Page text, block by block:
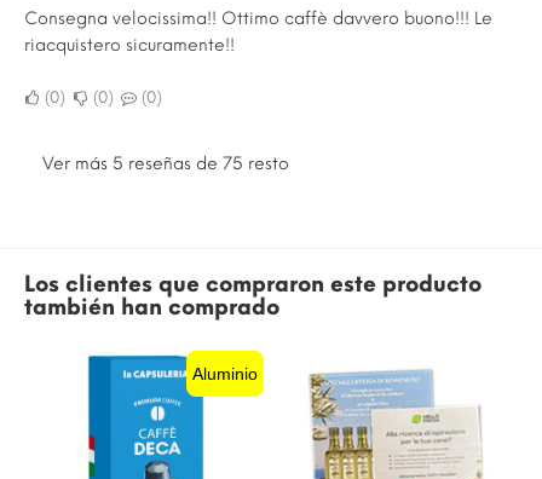
Consegna velocissima!! Ottimo caffè davvero buono!!! Le
riacquistero sicuramente!!
0 0 0
Ver más 5 reseñas de 75 resto
Los clientes que compraron este producto
también han comprado
Aluminio